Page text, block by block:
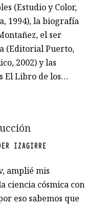
(Estudio y Color,
1994), la biografía
el ser
(Editorial Puerto,
2002) y las
El Libro de los…
IZAGIRRE
amplié mis
ciencia cósmica con
eso sabemos que